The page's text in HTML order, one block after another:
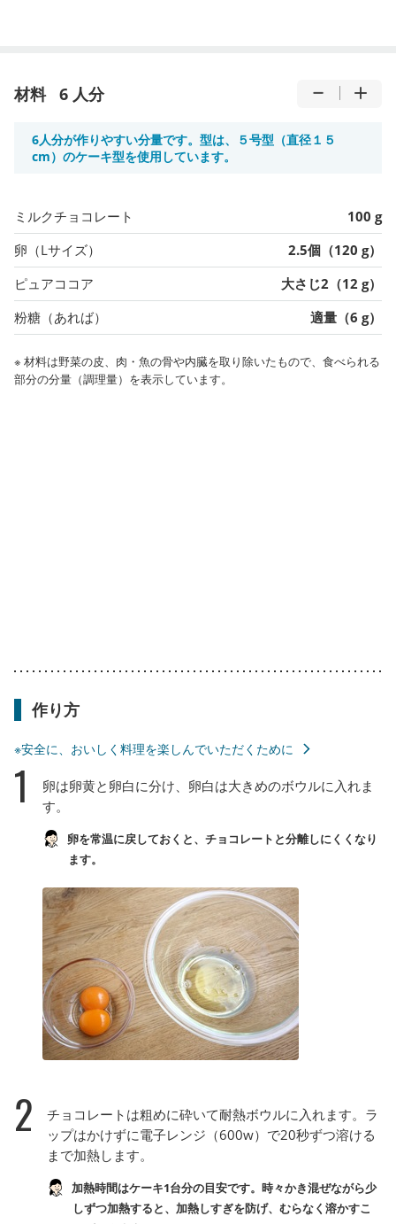
材料 6 人分
6人分が作りやすい分量です。型は、５号型（直径１５
cm）のケーキ型を使用しています。
ミルクチョコレート
100 g
卵（Lサイズ）
2.5個（120 g）
ピュアココア
大さじ2（12 g）
粉糖（あれば）
適量（6 g）
※ 材料は野菜の皮、肉・魚の骨や内臓を取り除いたもので、食べられる
部分の分量（調理量）を表示しています。
作り方
※安全に、おいしく料理を楽しんでいただくために
1
卵は卵黄と卵白に分け、卵白は大きめのボウルに入れま
す。
卵を常温に戻しておくと、チョコレートと分離しにくくなり
ます。
2
チョコレートは粗めに砕いて耐熱ボウルに入れます。ラ
ップはかけずに電子レンジ（600w）で20秒ずつ溶ける
まで加熱します。
加熱時間はケーキ1台分の目安です。時々かき混ぜながら少
しずつ加熱すると、加熱しすぎを防げ、むらなく溶かすこ